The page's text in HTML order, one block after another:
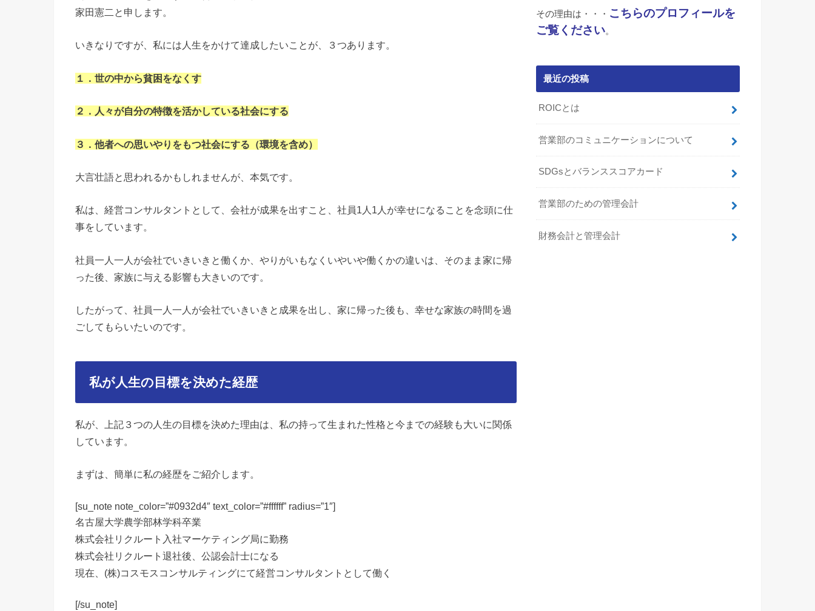
家田憲二と申します。
いきなりですが、私には人生をかけて達成したいことが、３つあります。
１．世の中から貧困をなくす
２．人々が自分の特徴を活かしている社会にする
３．他者への思いやりをもつ社会にする（環境を含め）
大言壮語と思われるかもしれませんが、本気です。
私は、経営コンサルタントとして、会社が成果を出すこと、社員1人1人が幸せになることを念頭に仕
事をしています。
社員一人一人が会社でいきいきと働くか、やりがいもなくいやいや働くかの違いは、そのまま家に帰
った後、家族に与える影響も大きいのです。
したがって、社員一人一人が会社でいきいきと成果を出し、家に帰った後も、幸せな家族の時間を過
ごしてもらいたいのです。
私が人生の目標を決めた経歴
私が、上記３つの人生の目標を決めた理由は、私の持って生まれた性格と今までの経験も大いに関係
しています。
まずは、簡単に私の経歴をご紹介します。
[su_note note_color=”#0932d4″ text_color=”#ffffff” radius=”1″]
名古屋大学農学部林学科卒業
株式会社リクルート入社マーケティング局に勤務
株式会社リクルート退社後、公認会計士になる
現在、(株)コスモスコンサルティングにて経営コンサルタントとして働く
[/su_note]
その理由は・・・ こちらのプロフィールを
ご覧ください。
最近の投稿
ROICとは
営業部のコミュニケーションについて
SDGsとバランススコアカード
営業部のための管理会計
財務会計と管理会計